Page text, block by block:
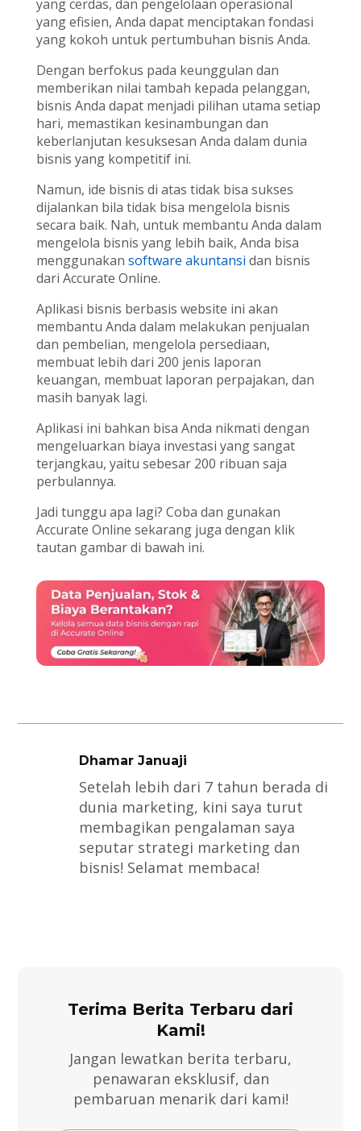
yang cerdas, dan pengelolaan operasional
yang efisien, Anda dapat menciptakan fondasi
yang kokoh untuk pertumbuhan bisnis Anda.
Dengan berfokus pada keunggulan dan
memberikan nilai tambah kepada pelanggan,
bisnis Anda dapat menjadi pilihan utama setiap
hari, memastikan kesinambungan dan
keberlanjutan kesuksesan Anda dalam dunia
bisnis yang kompetitif ini.
Namun, ide bisnis di atas tidak bisa sukses
dijalankan bila tidak bisa mengelola bisnis
secara baik. Nah, untuk membantu Anda dalam
mengelola bisnis yang lebih baik, Anda bisa
menggunakan software akuntansi dan bisnis
dari Accurate Online.
Aplikasi bisnis berbasis website ini akan
membantu Anda dalam melakukan penjualan
dan pembelian, mengelola persediaan,
membuat lebih dari 200 jenis laporan
keuangan, membuat laporan perpajakan, dan
masih banyak lagi.
Aplikasi ini bahkan bisa Anda nikmati dengan
mengeluarkan biaya investasi yang sangat
terjangkau, yaitu sebesar 200 ribuan saja
perbulannya.
Jadi tunggu apa lagi? Coba dan gunakan
Accurate Online sekarang juga dengan klik
tautan gambar di bawah ini.
Dhamar Januaji
Setelah lebih dari 7 tahun berada di
dunia marketing, kini saya turut
membagikan pengalaman saya
seputar strategi marketing dan
bisnis! Selamat membaca!
Terima Berita Terbaru dari
Kami!
Jangan lewatkan berita terbaru,
penawaran eksklusif, dan
pembaruan menarik dari kami!